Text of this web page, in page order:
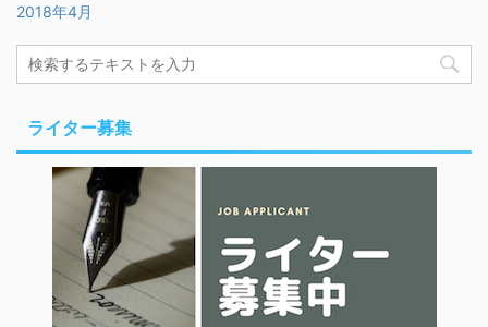
2018年4月
ライター募集